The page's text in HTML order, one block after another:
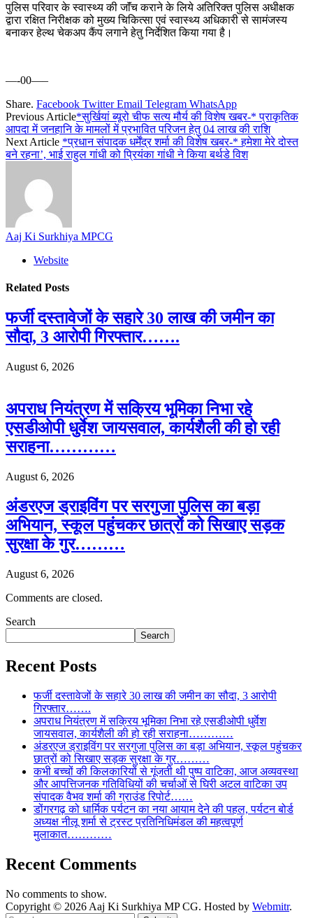
पुलिस परिवार के स्वास्थ्य की जाॅंच कराने के लिये अतिरिक्त पुलिस अधीक्षक
द्वारा रक्षित निरीक्षक को मुख्य चिकित्सा एवं स्वास्थ्य अधिकारी से सामंजस्य
बनाकर हेल्थ चेकअप कैंप लगाने हेतु निर्देशित किया गया है।
—-00—–
Share. Facebook Twitter Email Telegram WhatsApp
Previous Article*सुर्खियां ब्यूरो चीफ सत्य मौर्य की विशेष खबर-* प्राकृतिक
आपदा में जनहानि के मामलों में प्रभावित परिजन हेतु 04 लाख की राशि
Next Article *प्रधान संपादक धर्मेंद्र शर्मा की विशेष खबर-* हमेशा मेरे दोस्त
बने रहना’, भाई राहुल गांधी को प्रियंका गांधी ने किया बर्थडे विश
Aaj Ki Surkhiya MPCG
Website
Related Posts
फर्जी दस्तावेजों के सहारे 30 लाख की जमीन का
सौदा, 3 आरोपी गिरफ्तार…….
August 6, 2026
अपराध नियंत्रण में सक्रिय भूमिका निभा रहे
एसडीओपी धुर्वेश जायसवाल, कार्यशैली की हो रही
सराहना…………
August 6, 2026
अंडरएज ड्राइविंग पर सरगुजा पुलिस का बड़ा
अभियान, स्कूल पहुंचकर छात्रों को सिखाए सड़क
सुरक्षा के गुर………
August 6, 2026
Comments are closed.
Search
Search
Recent Posts
फर्जी दस्तावेजों के सहारे 30 लाख की जमीन का सौदा, 3 आरोपी
गिरफ्तार…….
अपराध नियंत्रण में सक्रिय भूमिका निभा रहे एसडीओपी धुर्वेश
जायसवाल, कार्यशैली की हो रही सराहना…………
अंडरएज ड्राइविंग पर सरगुजा पुलिस का बड़ा अभियान, स्कूल पहुंचकर
छात्रों को सिखाए सड़क सुरक्षा के गुर………
कभी बच्चों की किलकारियों से गूंजती थी पुष्प वाटिका, आज अव्यवस्था
और आपत्तिजनक गतिविधियों की चर्चाओं से घिरी अटल वाटिका उप
संपादक वैभव शर्मा की ग्राउंड रिपोर्ट……
डोंगरगढ़ को धार्मिक पर्यटन का नया आयाम देने की पहल, पर्यटन बोर्ड
अध्यक्ष नीलू शर्मा से ट्रस्ट प्रतिनिधिमंडल की महत्वपूर्ण
मुलाकात…………
Recent Comments
No comments to show.
Copyright © 2026 Aaj Ki Surkhiya MP CG. Hosted by Webmitr.